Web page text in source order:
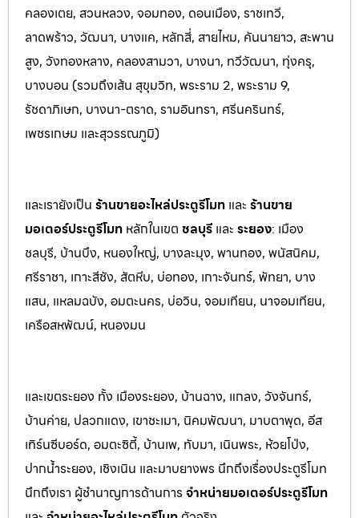
คลองเตย, สวนหลวง, จอมทอง, ดอนเมือง, ราชเทวี,
ลาดพร้าว, วัฒนา, บางแค, หลักสี่, สายไหม, คันนายาว, สะพาน
สูง, วังทองหลาง, คลองสามวา, บางนา, ทวีวัฒนา, ทุ่งครุ,
บางบอน (รวมถึงเส้น สุขุมวิท, พระราม 2, พระราม 9,
รัชดาภิเษก, บางนา-ตราด, รามอินทรา, ศรีนครินทร์,
เพชรเกษม และสุวรรณภูมิ)
และเรายังเป็น ร้านขายอะไหล่ประตูรีโมท และ ร้านขาย
มอเตอร์ประตูรีโมท หลักในเขต ชลบุรี และ ระยอง: เมือง
ชลบุรี, บ้านบึง, หนองใหญ่, บางละมุง, พานทอง, พนัสนิคม,
ศรีราชา, เกาะสีชัง, สัตหีบ, บ่อทอง, เกาะจันทร์, พัทยา, บาง
แสน, แหลมฉบัง, อมตะนคร, บ่อวิน, จอมเทียน, นาจอมเทียน,
เครือสหพัฒน์, หนองมน
และเขตระยอง ทั้ง เมืองระยอง, บ้านฉาง, แกลง, วังจันทร์,
บ้านค่าย, ปลวกแดง, เขาชะเมา, นิคมพัฒนา, มาบตาพุด, อีส
เทิร์นซีบอร์ด, อมตะซิตี้, บ้านเพ, ทับมา, เนินพระ, ห้วยโป่ง,
ปากน้ำระยอง, เชิงเนิน และมาบยางพร นึกถึงเรื่องประตูรีโมท
นึกถึงเรา ผู้ชำนาญการด้านการ จำหน่ายมอเตอร์ประตูรีโมท